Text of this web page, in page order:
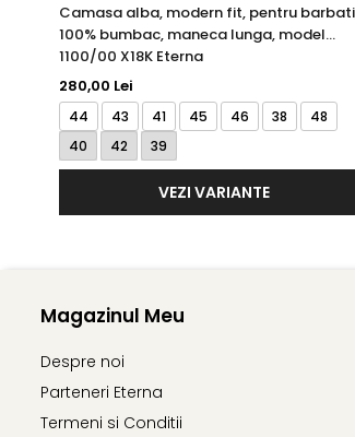
Camasa alba, modern fit, pentru
100% bumbac, maneca lunga, model
1100/00 X18K Eterna
280,00 Lei
44 43 41 45 46 38
48
40
42 39
VEZI VARIANTE
Magazinul Meu
Despre noi
Parteneri Eterna
Termeni si Conditii